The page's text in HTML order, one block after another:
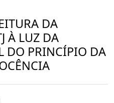
DA
À LUZ DA
DO PRINCÍPIO DA